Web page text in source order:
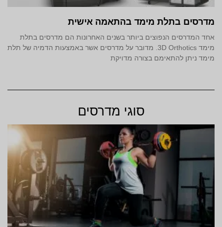
מדרסים בתלת מימד‎ בהתאמה אישית
אחד המדרסים הנפוצים ביותר בשנים האחרונות הם מדרסים בתלת
מימד 3D Orthotics. מדובר על מדרסים אשר באמצעות הדמיה של תלת
מימד ניתן להתאימם בצורה מדויקת
סוגי מדרסים